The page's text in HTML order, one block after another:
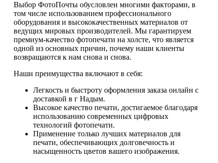
Выбор ФотоПочты обусловлен многими факторами, в
том числе использованием профессионального
оборудования и высококачественных материалов от
ведущих мировых производителей. Мы гарантируем
премиум-качество фотопечати на холсте, что является
одной из основных причин, почему наши клиенты
возвращаются к нам снова и снова.
Наши преимущества включают в себя:
Легкость и быстроту оформления заказа онлайн с
доставкой в г Надым.
Высокое качество печати, достигаемое благодаря
использованию современных цифровых
технологий фотопечати.
Применение только лучших материалов для
печати, обеспечивающих долговечность и
насыщенность цветов вашего изображения.